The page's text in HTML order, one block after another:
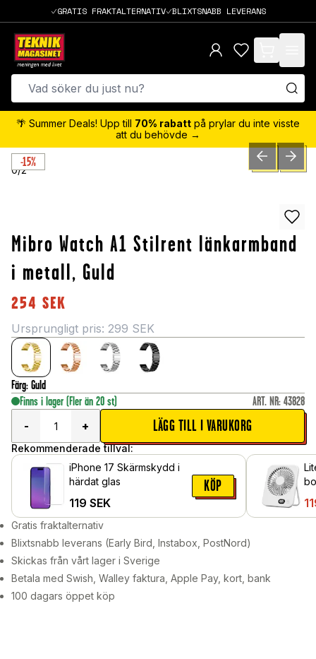
GRATIS FRAKTALTERNATIV BLIXTSNABB LEVERANS
items in cart,
🌴 Summer Deals! Upp till 70% rabatt på prylar du inte visste
att du behövde →
-15%
0/2 PREVIOUSNEXT
Mibro Watch A1 Stilrent länkarmband
i metall, Guld
254 SEK
Ursprungligt pris: 299 SEK
Färg: Guld
Finns i lager (Fler än 20 st) ART. NR: 43828
-
+ LÄGG TILL I VARUKORG
Rekommenderade tillval:
iPhone 17 Skärmskydd i
härdat glas
119 SEK
KÖP
Gratis fraktalternativ
Blixtsnabb leverans (Early Bird, Instabox, PostNord)
Skickas från vårt lager i Sverige
Betala med Swish, Walley faktura, Apple Pay, kort, bank
100 dagars öppet köp